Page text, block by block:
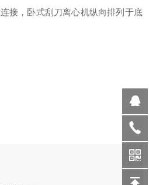
接，卧式刮刀离心机纵向排列于底